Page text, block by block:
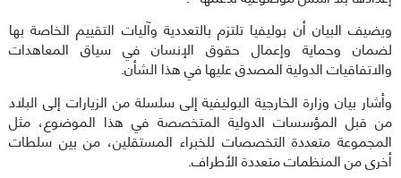
ويضيف البيان أن بوليفيا تلتزم بالتعددية وآليات التقييم الخاصة بها
لضمان وحماية وإعمال حقوق الإنسان في سياق المعاهدات
والاتفاقيات الدولية المصدق عليها في هذا الشأن.
وأشار بيان وزارة الخارجية البوليفية إلى سلسلة من الزيارات إلى البلاد
من قبل المؤسسات الدولية المتخصصة في هذا الموضوع، مثل
المجموعة متعددة التخصصات للخبراء المستقلين، من بين سلطات
أخرى من المنظمات متعددة الأطراف.